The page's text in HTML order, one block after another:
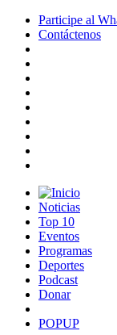
Participe al
Contáctenos
Noticias
Top 10
Eventos
Programas
Deportes
Podcast
Donar
POPUP